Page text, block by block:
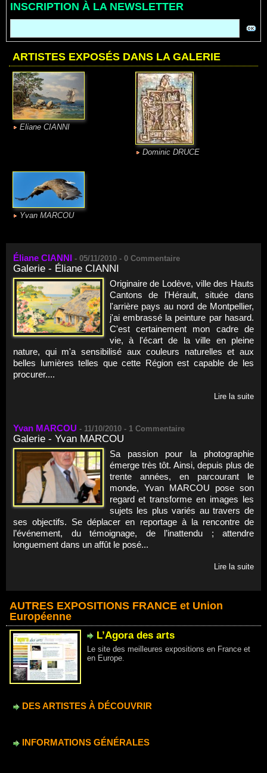
INSCRIPTION À LA NEWSLETTER
ARTISTES EXPOSÉS DANS LA GALERIE
Eliane CIANNI
Dominic DRUCE
Yvan MARCOU
Éliane CIANNI - 05/11/2010 - 0 Commentaire
Galerie - Éliane CIANNI
Originaire de Lodève, ville des Hauts
Cantons de l'Hérault, située dans
l'arrière pays au nord de Montpellier,
j'ai embrassé la peinture par hasard.
C'est certainement mon cadre de
vie, à l'écart de la ville en pleine
nature, qui m'a sensibilisé aux couleurs naturelles et aux
belles lumières telles que cette Région est capable de les
procurer....
Lire la suite
Yvan MARCOU - 11/10/2010 - 1 Commentaire
Galerie - Yvan MARCOU
Sa passion pour la photographie
émerge très tôt. Ainsi, depuis plus de
trente années, en parcourant le
monde, Yvan MARCOU pose son
regard et transforme en images les
sujets les plus variés au travers de
ses objectifs. Se déplacer en reportage à la rencontre de
l’événement, du témoignage, de l’inattendu ; attendre
longuement dans un affût le posé...
Lire la suite
AUTRES EXPOSITIONS FRANCE et Union
Européenne
L’Agora des arts
Le site des meilleures expositions en France et
en Europe.
DES ARTISTES À DÉCOUVRIR
INFORMATIONS GÉNÉRALES